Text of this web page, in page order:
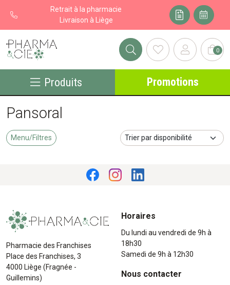
Retrait à la pharmacie
Livraison à Liège
Pharma&cie - Pharmacie des Franchises Votre export 0
Produits Promotions
Pansoral
Menu/Filtres
Pharmacie des Franchises
Place des Franchises, 3
4000 Liège (Fragnée -
Guillemins)
Horaires
Du lundi au vendredi de 9h à
18h30
Samedi de 9h à 12h30
Nous contacter